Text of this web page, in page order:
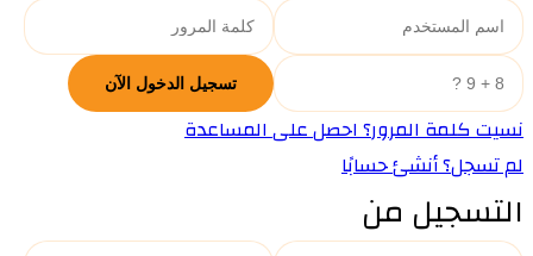
نسيت كلمة المرور؟ احصل على المساعدة
لم تسجل؟ أنشئ حسابًا
التسجيل من